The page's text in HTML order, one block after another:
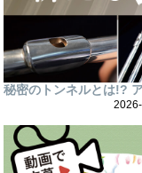
秘密のトンネルとは!?